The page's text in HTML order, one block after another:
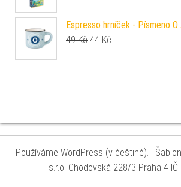
Espresso hrníček - Písmeno O
49Kč Původní cena byla: 49 Kč.
44 Kč
Používáme WordPress (v češtině).
s.r.o. Chodovská 228/3 Praha 4